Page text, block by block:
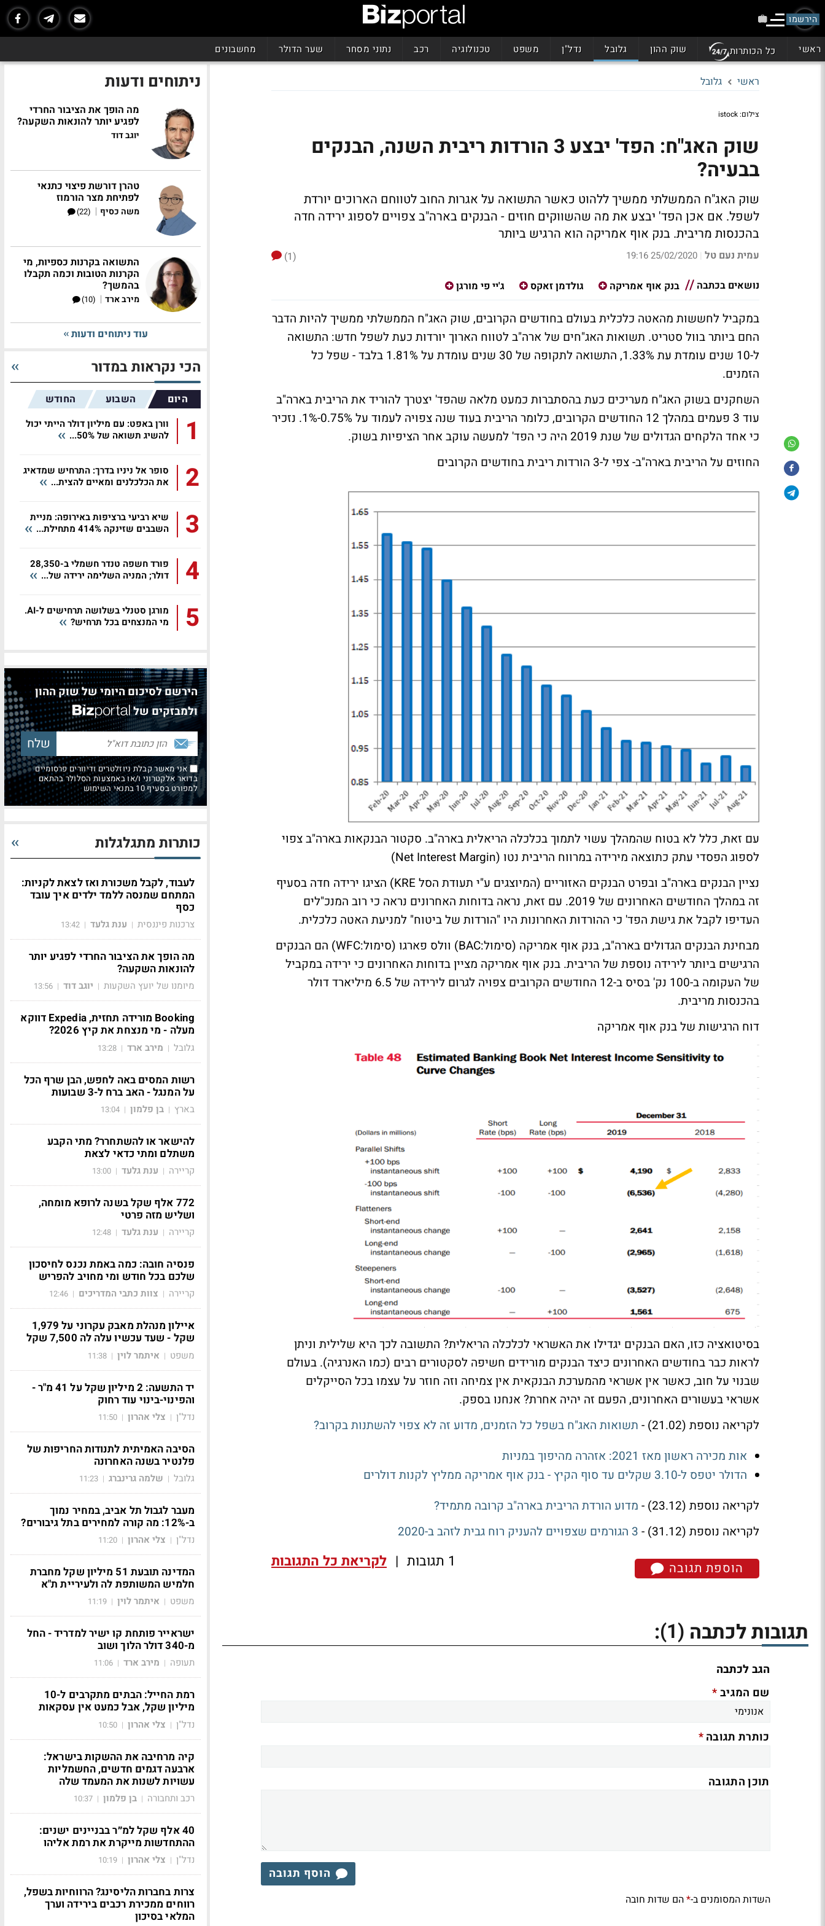
הירשמו
ראשי כל הכותרות שוק ההון גלובל נדל"ן משפט טכנולוגיה רכב נתוני מסחר שער הדולר מחשבונים
ראשי גלובל
צילום: istock
שוק האג"ח: הפד' יבצע 3 הורדות ריבית השנה, הבנקים
בבעיה?
שוק האג"ח הממשלתי ממשיך ללהוט כאשר התשואה על אגרות החוב לטווחם הארוכים יורדת
לשפל. אם אכן הפד' יבצע את מה שהשווקים חוזים - הבנקים בארה"ב צפויים לספוג ירידה חדה
בהכנסות מריבית. בנק אוף אמריקה הוא הרגיש ביותר
עמית נעם טל |
25/02/2020 19:16
(1)
נושאים בכתבה
בנק אוף אמריקה גולדמן זאקס ג'יי פי מורגן
במקביל לחששות מהאטה כלכלית בעולם בחודשים הקרובים, שוק האג"ח הממשלתי ממשיך להיות הדבר
החם ביותר בוול סטריט. תשואות האג"חים של ארה"ב לטווח הארוך יורדות כעת לשפל חדש: התשואה
ל-10 שנים עומדת עת 1.33%, התשואה לתקופה של 30 שנים עומדת על 1.81% בלבד - שפל כל
הזמנים.
השחקנים בשוק האג"ח מעריכים כעת בהסתברות כמעט מלאה שהפד' יצטרך להוריד את הריבית בארה"ב
עוד 3 פעמים במהלך 12 החודשים הקרובים, כלומר הריבית בעוד שנה צפויה לעמוד על 0.75%-1%. נזכיר
כי אחד הלקחים הגדולים של שנת 2019 היה כי הפד' למעשה עוקב אחר הציפיות בשוק.
החוזים על הריבית בארה"ב- צפי ל-3 הורדות ריבית בחודשים הקרובים
עם זאת, כלל לא בטוח שהמהלך עשוי לתמוך בכלכלה הריאלית בארה"ב. סקטור הבנקאות בארה"ב צפוי
לספוג הפסדי עתק כתוצאה מירידה במרווח הריבית נטו (Net Interest Margin)
נציין הבנקים בארה"ב ובפרט הבנקים האזוריים (המיוצגים ע"י תעודת הסל KRE) הציגו ירידה חדה בסעיף
זה במהלך החודשים האחרונים של 2019. עם זאת, נראה בדוחות האחרונים נראה כי רוב המנכ"לים
העדיפו לקבל את גישת הפד' כי ההורדות האחרונות היו "הורדות של ביטוח" למניעת האטה כלכלית.
מבחינת הבנקים הגדולים בארה"ב, בנק אוף אמריקה (סימול:BAC) וולס פארגו (סימול:WFC) הם הבנקים
הרגישים ביותר לירידה נוספת של הריבית. בנק אוף אמריקה מציין בדוחות האחרונים כי ירידה במקביל
של העקומה ב-100 נק' בסיס ב-12 החודשים הקרובים צפויה לגרום לירידה של 6.5 מיליארד דולר
בהכנסות מריבית.
דוח הרגישות של בנק אוף אמריקה
בסיטואציה כזו, האם הבנקים יגדילו את האשראי לכלכלה הריאלית? התשובה לכך היא שלילית וניתן
לראות כבר בחודשים האחרונים כיצד הבנקים מורידים חשיפה לסקטורים רבים (כמו האנרגיה). בעולם
שבנוי על חוב, כאשר אין אשראי מהמערכת הבנקאית אין צמיחה וזה חוזר על עצמו בכל הסייקלים
אשראי בעשורים האחרונים, הפעם זה יהיה אחרת? אנחנו בספק.
לקריאה נוספת (21.02) -
תשואות האג"ח בשפל כל הזמנים, מדוע זה לא צפוי להשתנות בקרוב?
אות מכירה ראשון מאז 2021: אזהרה מהיפוך במניות
הדולר יטפס ל-3.10 שקלים עד סוף הקיץ - בנק אוף אמריקה ממליץ לקנות דולרים
לקריאה נוספת (23.12) -
מדוע הורדת הריבית בארה"ב קרובה מתמיד?
לקריאה נוספת (31.12) -
3 הגורמים שצפויים להעניק רוח גבית לזהב ב-2020
הוספת תגובה 1 תגובות | לקריאת כל התגובות
תגובות לכתבה (1)
:
הגב לכתבה
שם המגיב*
כותרת תגובה*
תוכן התגובה
הוסף תגובה
השדות המסומנים ב-*הם שדות חובה
ניתוחים ודעות
מה הופך את הציבור החרדי
לפגיע יותר להונאות השקעה?
יוגב דוד
טהרן דורשת פיצוי כתנאי
לפתיחת מצר הורמוז
משה כסיף |
(22)
התשואה בקרנות כספיות, מי
הקרנות הטובות וכמה תקבלו
בהמשך?
מירב ארד |
(10)
עוד ניתוחים ודעות
הכי נקראות במדור
היום השבוע החודש
1
וורן באפט: עם מיליון דולר הייתי יכול
להשיג תשואה של 50%...
2
סופר אל ניניו בדרך: התרחיש שמדאיג
את הכלכלנים ומאיים להצית...
3
שיא רביעי ברציפות באירופה: מניית
השבבים שזינקה 414% מתחילת...
4
פורד חשפה טנדר חשמלי ב-28,350
דולר; המניה השלימה ירידה של...
5
מורגן סטנלי בשלושה תרחישים ל-AI.
מי המנצחים בכל תרחיש?
הירשם לסיכום היומי של שוק ההון
ולמבזקים של
אני מאשר קבלת ניוזלטרים ודיוורים פרסומיים
בדואר אלקטרוני ו/או באמצעות הסלולר בהתאם
למפורט בסעיף 10 בתנאי השימוש
כותרות מתגלגלות
לעבוד, לקבל משכורת ואז לצאת לקניות:
המתחם שמנסה ללמד ילדים איך עובד
כסף
צרכנות פיננסית | ענת גלעד |
13:42
מה הופך את הציבור החרדי לפגיע יותר
להונאות השקעה?
מיומנו של יועץ השקעות | יוגב דוד |
13:56
Booking מורידה תחזית, Expedia דווקא
מעלה - מי מנצחת את קיץ 2026?
גלובל | מירב ארד |
13:28
רשות המסים באה לחפש, הבן שרף הכל
על המנגל - האב ברח ל-3 שבועות
בארץ | בן פלמון |
13:04
להישאר או להשתחרר? מתי הקבע
משתלם ומתי כדאי לצאת
קריירה | ענת גלעד |
13:00
772 אלף שקל בשנה לרופא מומחה,
ושליש מזה פרטי
קריירה | ענת גלעד |
12:48
פנסיה חובה: כמה באמת נכנס לחיסכון
שלכם בכל חודש ומי מחויב להפריש
קריירה | צוות כתבי המדריכים |
12:46
איילון מנהלת מאבק עקרוני על 1,979
שקל - שעד עכשיו עלה לה 7,500 שקל
משפט | איתמר לוין |
11:38
יד התשעה: 2 מיליון שקל על 41 מ"ר -
והפינוי-בינוי עוד רחוק
נדל"ן | צלי אהרון |
11:50
הסיבה האמיתית לתנודות החריפות של
פלנטיר בשנה האחרונה
גלובל | שלמה גרינברג |
11:23
מעבר לגבול תל אביב, במחיר נמוך
ב-12%: מה קורה למחירים בתל גיבורים?
נדל"ן | צלי אהרון |
11:20
המדינה תובעת 51 מיליון שקל מחברת
חלמיש המשותפת לה ולעיריית ת"א
משפט | איתמר לוין |
11:19
ישראייר פותחת קו ישיר למדריד - החל
מ-340 דולר הלוך ושוב
תעופה | מירב ארד |
11:06
רמת החייל: הבתים מתקרבים ל-10
מיליון שקל, אבל כמעט אין עסקאות
נדל"ן | צלי אהרון |
10:50
קיה מרחיבה את ההשקות בישראל:
ארבעה דגמים חדשים, החשמליות
עשויות לשנות את המעמד שלה
רכב ותחבורה | בן פלמון |
10:37
40 אלף שקל למ״ר בבניינים ישנים:
ההתחדשות מייקרת את רמת אליהו
נדל"ן | צלי אהרון |
10:19
צרות בחברות הליסינג? הרווחיות בשפל,
רווחים ממכירת רכבים בירידה וערך
המלאי בסיכון